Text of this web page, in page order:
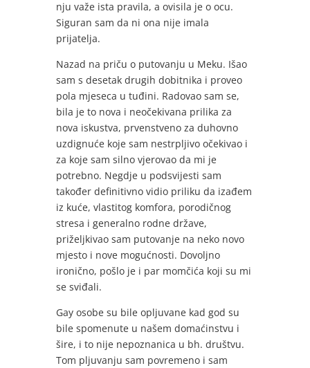
nju važe ista pravila, a ovisila je o ocu.
Siguran sam da ni ona nije imala
prijatelja.
Nazad na priču o putovanju u Meku. Išao
sam s desetak drugih dobitnika i proveo
pola mjeseca u tuđini. Radovao sam se,
bila je to nova i neočekivana prilika za
nova iskustva, prvenstveno za duhovno
uzdignuće koje sam nestrpljivo očekivao i
za koje sam silno vjerovao da mi je
potrebno. Negdje u podsvijesti sam
također definitivno vidio priliku da izađem
iz kuće, vlastitog komfora, porodičnog
stresa i generalno rodne države,
priželjkivao sam putovanje na neko novo
mjesto i nove mogućnosti. Dovoljno
ironično, pošlo je i par momčića koji su mi
se sviđali.
Gay osobe su bile opljuvane kad god su
bile spomenute u našem domaćinstvu i
šire, i to nije nepoznanica u bh. društvu.
Tom pljuvanju sam povremeno i sam